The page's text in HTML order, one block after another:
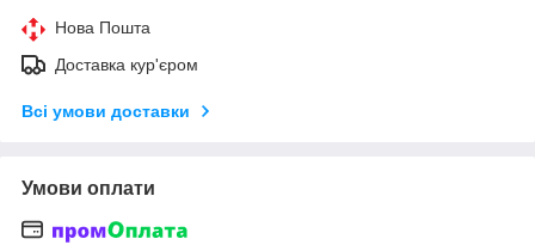
Нова Пошта
Доставка кур'єром
Всі умови доставки
Умови оплати